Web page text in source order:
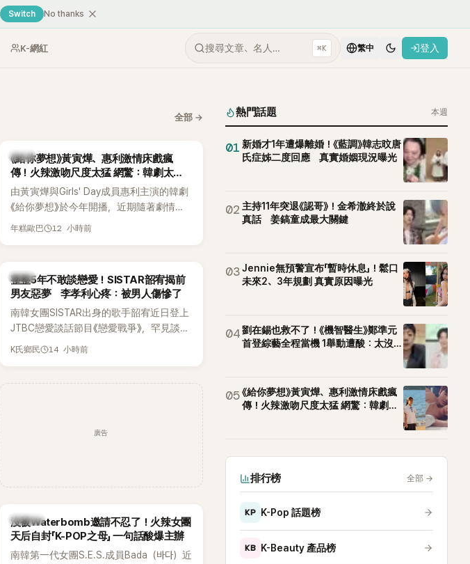
Switch No thanks
K-網紅 搜尋文章、名人… ⌘K 繁中 登入
全部 →
韓劇
《給你夢想》黃寅燁、惠利激情床戲瘋
傳！火辣激吻尺度太猛 網驚：韓劇太敢
拍
由黃寅燁與Girls' Day成員惠利主演的韓劇
《給你夢想》於今年開播，近期隨著劇情進
入高潮，男女主角的感情線快速升溫。最
年糕歐巴 12 小時前
韓星
整整5年不敢談戀愛！SISTAR韶宥揭前
男友惡夢 李孝利心疼：被男人傷慘了
南韓女團SISTAR出身的歌手韶宥近日登上
JTBC戀愛談話節目《戀愛戰爭》，罕見談及
自己的感情生活，不僅坦言已經整整5年沒
K氏鄉民 14 小時前
廣告
K-POP
沒被Waterbomb邀請不忍了！火辣女團
天后自封「K-POP之母」 一句話酸爆主辦
南韓第一代女團S.E.S.成員Bada（바다）近
熱門話題 本週
01 新婚才1年遭爆離婚！《藍調》韓志旼唐
氏症姊二度回應 真實婚姻現況曝光
02 主持11年突退《認哥》！金希澈終於說
真話 姜鎬童成最大關鍵
03Jennie無預警宣布「暫時休息」！鬆口
未來2、3年規劃 真實原因曝光
04劉在錫也救不了！《機智醫生》鄭準元
首登綜藝全程當機 1舉動遭酸：太沒誠
05《給你夢想》黃寅燁、惠利激情床戲瘋
傳！火辣激吻尺度太猛 網驚：韓劇太
排行榜 全部 →
KP K-Pop 話題榜
KB K-Beauty 產品榜